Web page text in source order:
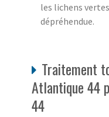
les lichens
dépréhendue.
Traitement
Atlantique 44
44